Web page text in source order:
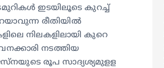
ഇടയിലൂടെ കുറച്ച്
രീതിയിൽ
നിലകളിലായി കുറെ
നടത്തിയ
രൂപ സാദ്യശ്യമുളള